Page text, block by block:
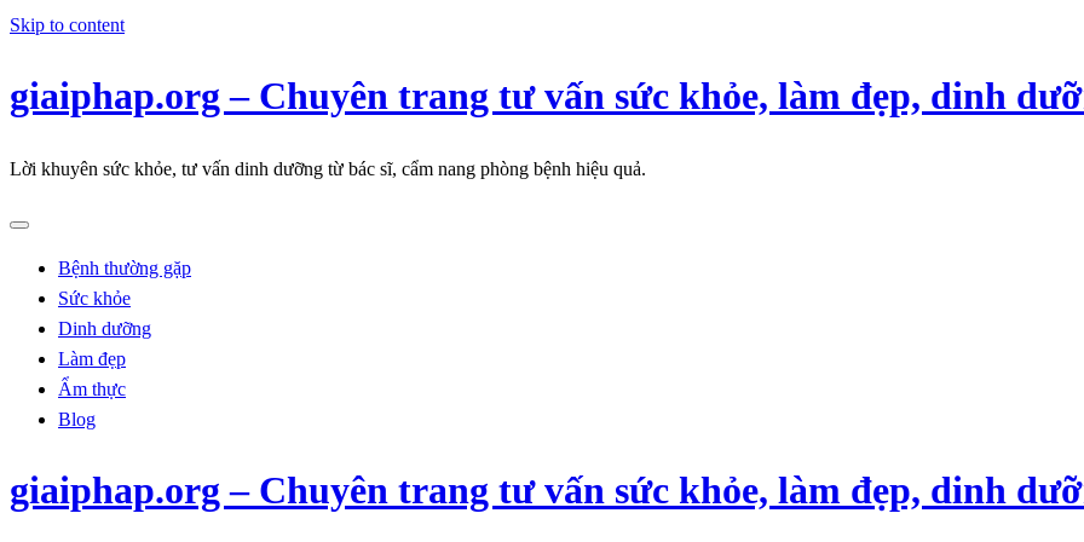
Skip to content
giaiphap.org – Chuyên trang tư vấn sức khỏe, làm đẹp, dinh
Lời khuyên sức khỏe, tư vấn dinh dưỡng từ bác sĩ, cẩm nang phòng bệnh hiệu quả.
Bệnh thường gặp
Sức khỏe
Dinh dưỡng
Làm đẹp
Ẩm thực
Blog
giaiphap.org – Chuyên trang tư vấn sức khỏe, làm đẹp, dinh